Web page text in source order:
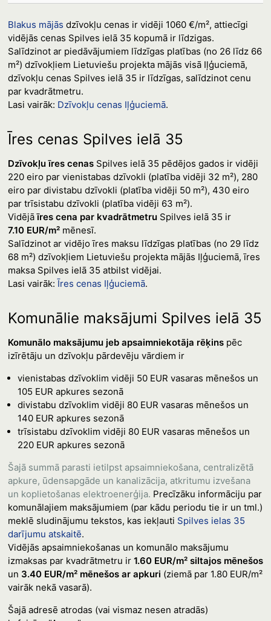
Blakus mājās dzīvokļu cenas ir vidēji 1060 €/m², attiecīgi
vidējās cenas Spilves ielā 35 kopumā ir līdzigas.
Salīdzinot ar piedāvājumiem līdzīgas platības (no 26 līdz 66
m²) dzīvokļiem Lietuviešu projekta mājās visā Iļģuciemā,
dzīvokļu cenas Spilves ielā 35 ir līdzīgas, salīdzinot cenu
par kvadrātmetru.
Lasi vairāk: Dzīvokļu cenas Iļģuciemā.
Īres cenas Spilves ielā 35
Dzīvokļu īres cenasSpilves ielā 35 pēdējos gados ir vidēji
220 eiro par vienistabas dzīvokli (platība vidēji 32 m²), 280
eiro par divistabu dzīvokli (platība vidēji 50 m²), 430 eiro
par trīsistabu dzīvokli (platība vidēji 63 m²).
Vidējāīres cena par kvadrātmetruSpilves ielā 35 ir
7.10 EUR/m²mēnesī.
Salīdzinot ar vidējo īres maksu līdzīgas platības (no 29 līdz
68 m²) dzīvokļiem Lietuviešu projekta mājās Iļģuciemā, īres
maksa Spilves ielā 35 atbilst vidējai.
Lasi vairāk:Īres cenas Iļģuciemā.
Komunālie maksājumi Spilves ielā 35
Komunālo maksājumu jeb apsaimniekotāja rēķinspēc
izīrētāju un dzīvokļu pārdevēju vārdiem ir
vienistabas dzīvoklim vidēji 50 EUR vasaras mēnešos un
105 EUR apkures sezonā
divistabu dzīvoklim vidēji 80 EUR vasaras mēnešos un
140 EUR apkures sezonā
trīsistabu dzīvoklim vidēji 80 EUR vasaras mēnešos un
220 EUR apkures sezonā
Šajā summā parasti ietilpst apsaimniekošana, centralizētā
apkure, ūdensapgāde un kanalizācija, atkritumu izvešana
un koplietošanas elektroenerģija. Precīzāku informāciju par
komunālajiem maksājumiem (par kādu periodu tie ir un tml.)
meklē sludinājumu tekstos, kas iekļauti Spilves ielas 35
darījumu atskaitē.
Vidējās apsaimniekošanas un komunālo maksājumu
izmaksas par kvadrātmetru ir 1.60 EUR/m² siltajos mēnešos
un 3.40 EUR/m² mēnešos ar apkuri (ziemā par 1.80 EUR/m²
vairāk nekā vasarā).
Šajā adresē atrodas (vai vismaz nesen atradās)